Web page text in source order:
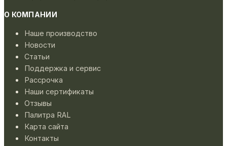
О КОМПАНИИ
Наше производство
Новости
Статьи
Поддержка и сервис
Рассрочка
Наши сертификаты
Отзывы
Палитра RAL
Карта сайта
Контакты